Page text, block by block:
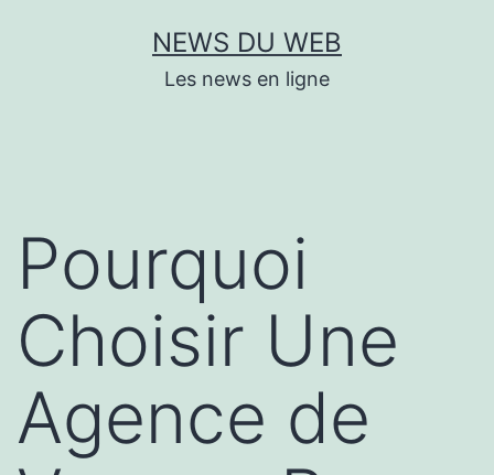
NEWS DU WEB
Les news en ligne
Pourquoi
Choisir Une
Agence de